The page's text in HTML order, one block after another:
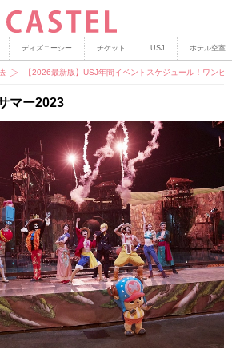
ディズニーシー チケット USJ ホテル空室
【2026最新版】USJ年間イベントスケジュール！ワン
マー2023